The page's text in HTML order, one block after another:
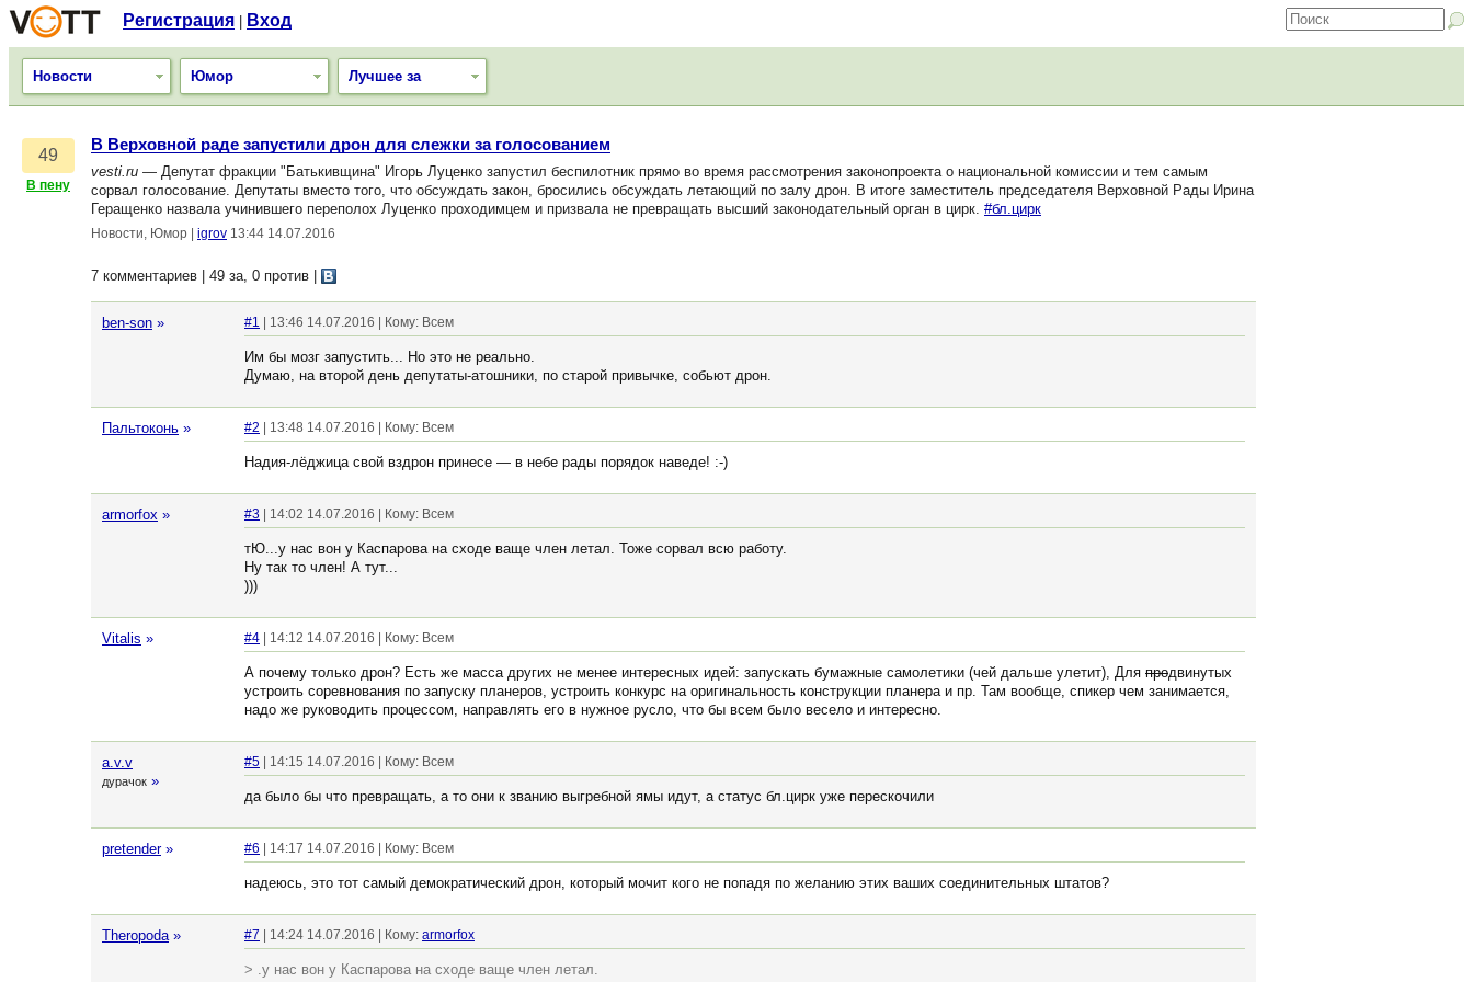
Регистрация Вход
Новости Юмор Лучшее за
49
В пену
В Верховной раде запустили дрон для слежки за голосованием
vesti.ru — Депутат фракции "Батькивщина" Игорь Луценко запустил беспилотник прямо во время рассмотрения законопроекта о национальной комиссии и тем самым
сорвал голосование. Депутаты вместо того, что обсуждать закон, бросились обсуждать летающий по залу дрон. В итоге заместитель председателя Верховной Рады Ирина
Геращенко назвала учинившего переполох Луценко проходимцем и призвала не превращать высший законодательный орган в цирк. #бл.цирк
Новости, Юмор igrov 13:44 14.07.2016
7 комментариев | 49 за, 0 против
ben-son » #1 | 13:46 14.07.2016 | Кому: Всем
Им бы мозг запустить... Но это не реально.
Думаю, на второй день депутаты-атошники, по старой привычке, собьют дрон.
Пальтоконь » #2 | 13:48 14.07.2016 | Кому: Всем
Надия-лёджица свой вздрон принесе — в небе рады порядок наведе! :-)
armorfox » #3 | 14:02 14.07.2016 | Кому: Всем
тЮ...у нас вон у Каспарова на сходе ваще член летал. Тоже сорвал всю работу.
Ну так то член! А тут...
)))
Vitalis » #4 | 14:12 14.07.2016 | Кому: Всем
А почему только дрон? Есть же масса других не менее интересных идей: запускать бумажные самолетики (чей дальше улетит), Для продвинутых
устроить соревнования по запуску планеров, устроить конкурс на оригинальность конструкции планера и пр. Там вообще, спикер чем занимается,
надо же руководить процессом, направлять его в нужное русло, что бы всем было весело и интересно.
a.v.v
дурачок »
#5 | 14:15 14.07.2016 | Кому: Всем
да было бы что превращать, а то они к званию выгребной ямы идут, а статус бл.цирк уже перескочили
pretender » #6 | 14:17 14.07.2016 | Кому: Всем
надеюсь, это тот самый демократический дрон, который мочит кого не попадя по желанию этих ваших соединительных штатов?
Theropoda » #7 | 14:24 14.07.2016 | Кому: armorfox
> .у нас вон у Каспарова на сходе ваще член летал.